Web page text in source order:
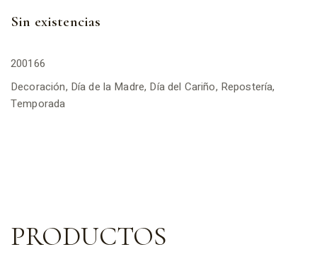
Sin existencias
200166
Decoración, Día de la Madre, Día del Cariño, Repostería,
Temporada
PRODUCTOS